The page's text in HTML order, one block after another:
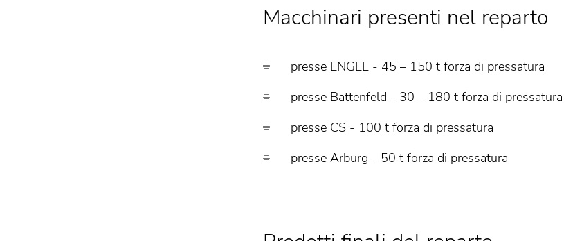
Macchinari presenti nel reparto
presse ENGEL - 45 – 150 t forza di pressatura
presse Battenfeld - 30 – 180 t forza di pressatura
presse CS - 100 t forza di pressatura
presse Arburg - 50 t forza di pressatura